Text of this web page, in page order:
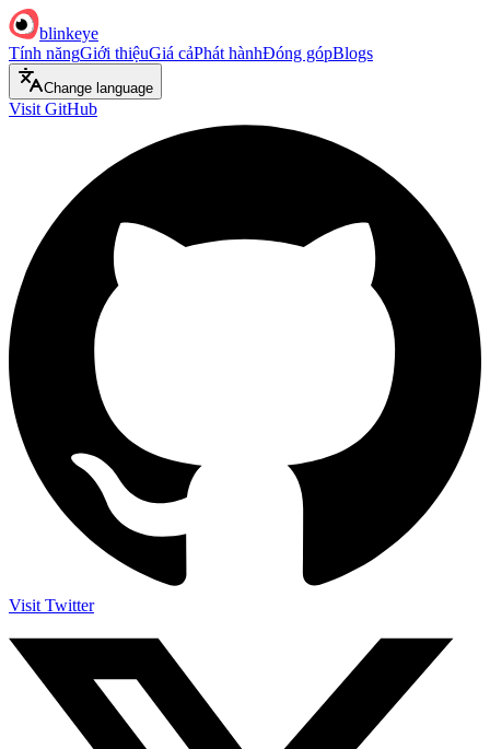
blinkeye
Tính năngGiới thiệuGiá cảPhát hànhĐóng gópBlogs
Change language
Visit GitHub
Visit Twitter